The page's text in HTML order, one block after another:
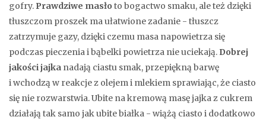
gofry. Prawdziwe masło to bogactwo smaku, ale też dzięki
tłuszczom proszek ma ułatwione zadanie - tłuszcz
zatrzymuje gazy, dzięki czemu masa napowietrza się
podczas pieczenia i bąbelki powietrza nie uciekają. Dobrej
jakości jajka nadają ciastu smak, przepiękną barwę
i wchodzą w reakcje z olejem i mlekiem sprawiając, że ciasto
się nie rozwarstwia. Ubite na kremową masę jajka z cukrem
działają tak samo jak ubite białka - wiążą ciasto i dodatkowo